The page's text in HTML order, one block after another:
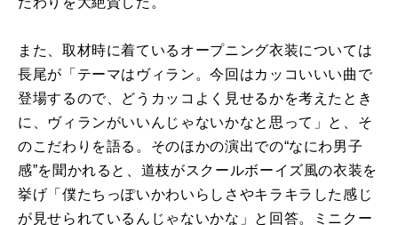
また、取材時に着ているオープニング衣装については
長尾が「テーマはヴィラン。今回はカッコいいい曲で
登場するので、どうカッコよく見せるかを考えたとき
に、ヴィランがいいんじゃないかなと思って」と、そ
のこだわりを語る。そのほかの演出での“なにわ男子
感”を聞かれると、道枝がスクールボーイズ風の衣装を
挙げ「僕たちっぽいかわいらしさやキラキラした感じ
が見せられているんじゃないかな」と回答。ミニクー